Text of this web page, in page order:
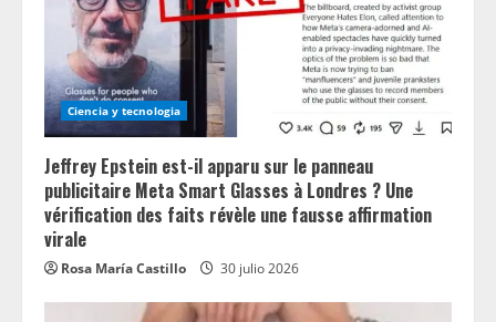
Ciencia y tecnologia
Jeffrey Epstein est-il apparu sur le panneau
publicitaire Meta Smart Glasses à Londres ? Une
vérification des faits révèle une fausse affirmation
virale
Rosa María Castillo 30 julio 2026